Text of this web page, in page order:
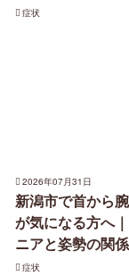
症状
2026年07月31日
新潟市で首から
が気になる方へ
ニアと姿勢の関
症状